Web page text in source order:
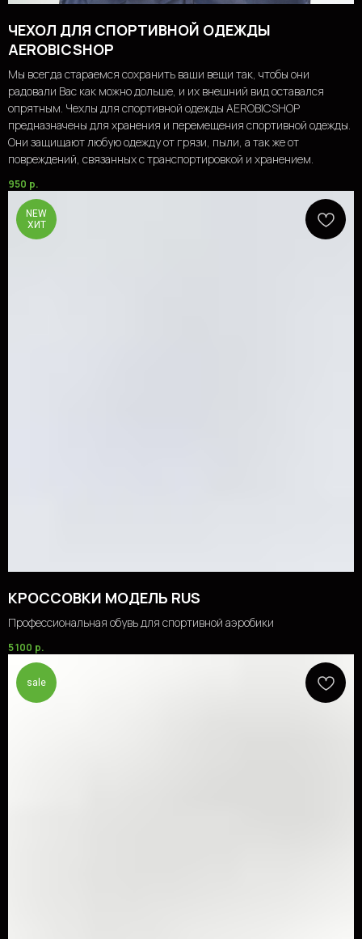
ЧЕХОЛ ДЛЯ СПОРТИВНОЙ ОДЕЖДЫ
AEROBICSHOP
Мы всегда стараемся сохранить ваши вещи так, чтобы они
радовали Вас как можно дольше, и их внешний вид оставался
опрятным. Чехлы для спортивной одежды AEROBICSHOP
предназначены для хранения и перемещения спортивной одежды.
Они защищают любую одежду от грязи, пыли, а так же от
повреждений, связанных с транспортировкой и хранением.
950 р.
NEW
ХИТ
КРОССОВКИ МОДЕЛЬ RUS
Профессиональная обувь для спортивной аэробики
5 100 р.
sale